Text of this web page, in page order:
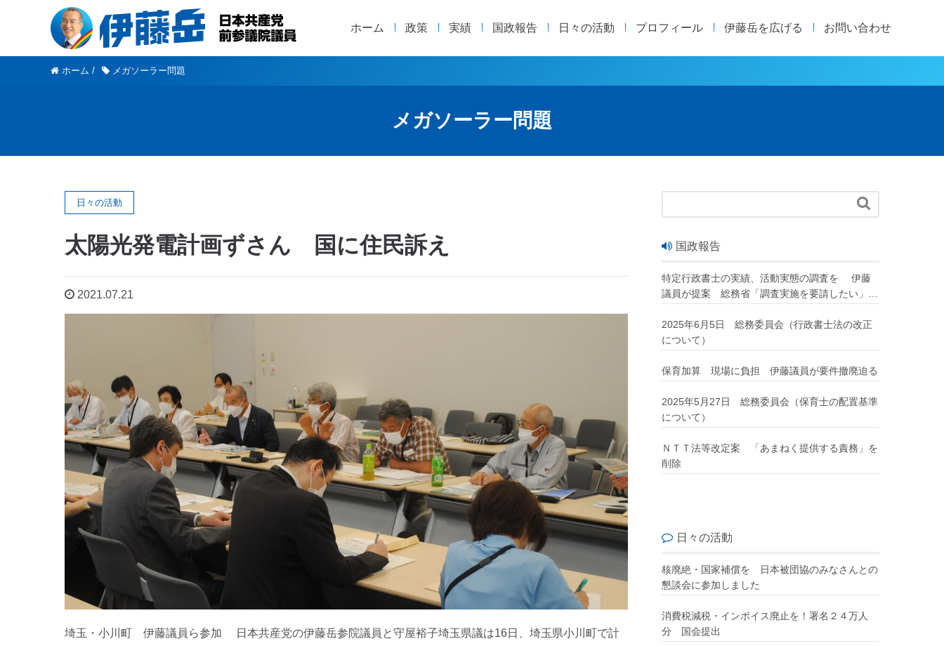
ホーム 政策 実績 国政報告 日々の活動 プロフィール 伊藤岳を広げる お問い合わせ
ホーム / メガソーラー問題
メガソーラー問題
日々の活動
太陽光発電計画ずさん 国に住民訴え
2021.07.21
埼玉・小川町 伊藤議員ら参加 日本共産党の伊藤岳参院議員と守屋裕子埼玉県議は16日、埼玉県小川町で計

国政報告
特定行政書士の実績、活動実態の調査を 伊藤
議員が提案 総務省「調査実施を要請したい」
2025年6月5日 総務委員会（行政書士法の改正
について）
保育加算 現場に負担 伊藤議員が要件撤廃迫る
2025年5月27日 総務委員会（保育士の配置基準
について）
ＮＴＴ法等改定案 「あまねく提供する責務」を
削除
日々の活動
核廃絶・国家補償を 日本被団協のみなさんとの
懇談会に参加しました
消費税減税・インボイス廃止を！署名２４万人
分 国会提出